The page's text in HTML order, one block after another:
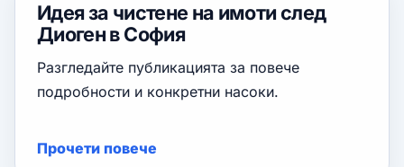
Идея за чистене на имоти след
Диоген в София
Разгледайте публикацията за повече
подробности и конкретни насоки.
Прочети повече